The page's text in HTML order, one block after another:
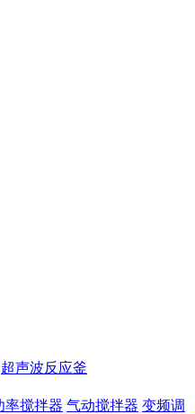
超声波反应釜
率搅拌器 气动搅拌器 变频调